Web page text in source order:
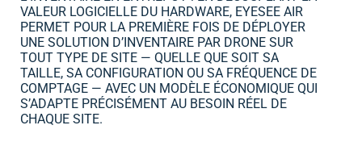
VALEUR LOGICIELLE DU HARDWARE, EYESEE AIR
PERMET POUR LA PREMIÈRE FOIS DE DÉPLOYER
UNE SOLUTION D’INVENTAIRE PAR DRONE SUR
TOUT TYPE DE SITE — QUELLE QUE SOIT SA
TAILLE, SA CONFIGURATION OU SA FRÉQUENCE DE
COMPTAGE — AVEC UN MODÈLE ÉCONOMIQUE QUI
S’ADAPTE PRÉCISÉMENT AU BESOIN RÉEL DE
CHAQUE SITE.